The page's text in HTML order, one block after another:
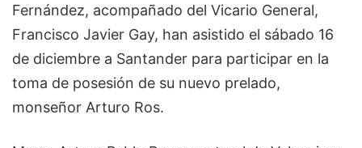
Fernández, acompañado del Vicario General,
Francisco Javier Gay, han asistido el sábado 16
de diciembre a Santander para participar en la
toma de posesión de su nuevo prelado,
monseñor Arturo Ros.